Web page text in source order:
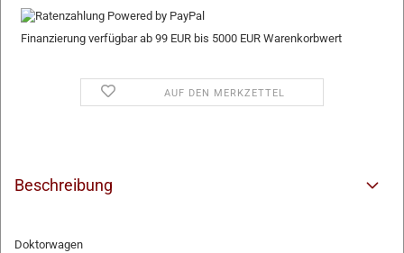
Finanzierung verfügbar ab 99 EUR bis 5000 EUR Warenkorbwert
AUF DEN MERKZETTEL
Beschreibung
Doktorwagen